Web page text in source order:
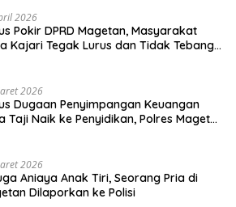
2026
Pokir DPRD Magetan, Masyarakat
Kajari Tegak Lurus dan Tidak Tebang
2026
Dugaan Penyimpangan Keuangan
Taji Naik ke Penyidikan, Polres Magetan
2026
Aniaya Anak Tiri, Seorang Pria di
Dilaporkan ke Polisi